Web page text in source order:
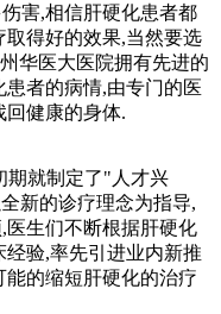
害,相信肝硬化患者都
得好的效果,当然要选
华医大医院拥有先进的
者的病情,由专门的医
回健康的身体.
就制定了"人才兴
新的诊疗理念为指导,
医生们不断根据肝硬化
验,率先引进业内新推
的缩短肝硬化的治疗